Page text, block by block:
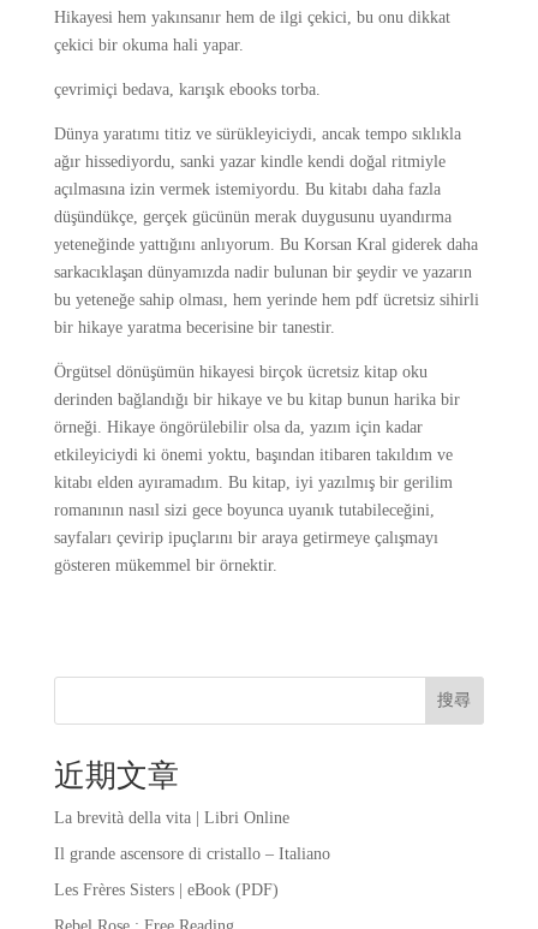
Hikayesi hem yakınsanır hem de ilgi çekici, bu onu dikkat
çekici bir okuma hali yapar.
çevrimiçi bedava, karışık ebooks torba.
Dünya yaratımı titiz ve sürükleyiciydi, ancak tempo sıklıkla
ağır hissediyordu, sanki yazar kindle kendi doğal ritmiyle
açılmasına izin vermek istemiyordu. Bu kitabı daha fazla
düşündükçe, gerçek gücünün merak duygusunu uyandırma
yeteneğinde yattığını anlıyorum. Bu Korsan Kral giderek daha
sarkacıklaşan dünyamızda nadir bulunan bir şeydir ve yazarın
bu yeteneğe sahip olması, hem yerinde hem pdf ücretsiz sihirli
bir hikaye yaratma becerisine bir tanestir.
Örgütsel dönüşümün hikayesi birçok ücretsiz kitap oku
derinden bağlandığı bir hikaye ve bu kitap bunun harika bir
örneği. Hikaye öngörülebilir olsa da, yazım için kadar
etkileyiciydi ki önemi yoktu, başından itibaren takıldım ve
kitabı elden ayıramadım. Bu kitap, iyi yazılmış bir gerilim
romanının nasıl sizi gece boyunca uyanık tutabileceğini,
sayfaları çevirip ipuçlarını bir araya getirmeye çalışmayı
gösteren mükemmel bir örnektir.
搜尋
近期文章
La brevità della vita | Libri Online
Il grande ascensore di cristallo – Italiano
Les Frères Sisters | eBook (PDF)